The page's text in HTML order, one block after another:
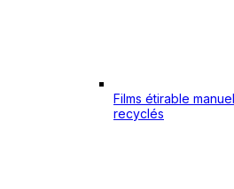
Films étirable
recyclés